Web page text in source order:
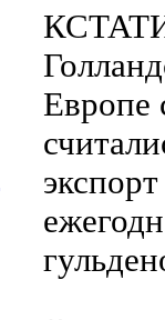
Европе